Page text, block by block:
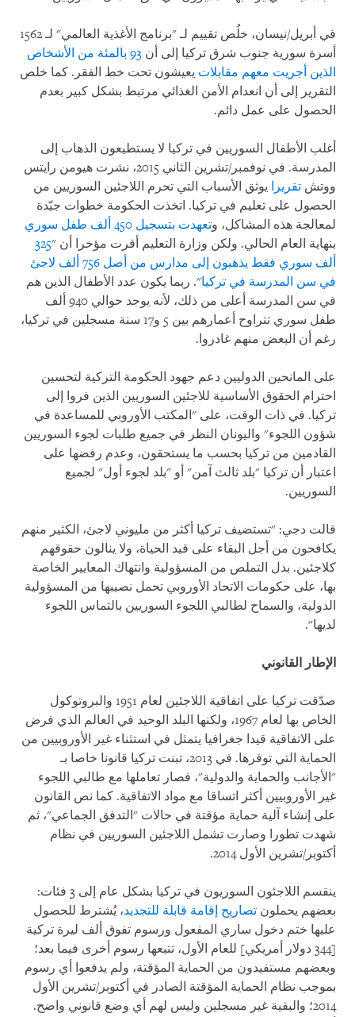
في أبريل/نيسان، خلُص تقييم لـ "برنامج الأغذية العالمي" لـ 1562
أسرة سورية جنوب شرق تركيا إلى أن
93 بالمئة من الأشخاص
الذين أجريت معهم مقابلات يعيشون تحت خط الفقر. كما خلص
التقرير إلى أن انعدام الأمن الغذائي مرتبط بشكل كبير بعدم
الحصول على عمل دائم.
أغلب الأطفال السوريين في تركيا لا يستطيعون الذهاب إلى
المدرسة. في نوفمبر/تشرين الثاني 2015، نشرت هيومن رايتس
ووتش تقريرا يوثق الأسباب التي تحرم اللاجئين السوريين من
الحصول على تعليم في تركيا. اتخذت الحكومة خطوات جيّدة
لمعالجة هذه المشاكل، وتعهدت بتسجيل 450 ألف طفل سوري
بنهاية العام الحالي. ولكن وزارة التعليم أقرت مؤخرا أن "325
ألف سوري فقط يذهبون إلى مدارس من أصل 756 ألف لاجئ
في سن المدرسة في تركيا". ربما يكون عدد الأطفال الذين هم
في سن المدرسة أعلى من ذلك، لأنه يوجد حوالي 940 ألف
طفل سوري تتراوح أعمارهم بين 5 و17 سنة مسجلين في تركيا،
رغم أن البعض منهم غادروا.
على المانحين الدوليين دعم جهود الحكومة التركية لتحسين
احترام الحقوق الأساسية للاجئين السوريين الذين فروا إلى
تركيا. في ذات الوقت، على "المكتب الأوروبي للمساعدة في
شؤون اللجوء" واليونان النظر في جميع طلبات لجوء السوريين
القادمين من تركيا بحسب ما يستحقون، وعدم رفضها على
اعتبار أن تركيا "بلد ثالث آمن" أو "بلد لجوء أول" لجميع
السوريين.
قالت دجي: "تستضيف تركيا أكثر من مليوني لاجئ، الكثير منهم
يكافحون من أجل البقاء على قيد الحياة، ولا ينالون حقوقهم
كلاجئين. بدل التملص من المسؤولية وانتهاك المعايير الخاصة
بها، على حكومات الاتحاد الأوروبي تحمل نصيبها من المسؤولية
الدولية، والسماح لطالبي اللجوء السوريين بالتماس اللجوء
لديها".
الإطار القانوني
صدّقت تركيا على اتفاقية اللاجئين لعام 1951 والبروتوكول
الخاص بها لعام 1967، ولكنها البلد الوحيد في العالم الذي فرض
على الاتفاقية قيدا جغرافيا يتمثل في استثناء غير الأوروبيين من
الحماية التي توفرها. في 2013، تبنت تركيا قانونا خاصا بـ
"الأجانب والحماية والدولية"، فصار تعاملها مع طالبي اللجوء
غير الأوروبيين أكثر اتساقا مع مواد الاتفاقية. كما نص القانون
على إنشاء آلية حماية مؤقتة في حالات "التدفق الجماعي"، ثم
شهدت تطورا وصارت تشمل اللاجئين السوريين في نظام
أكتوبر/تشرين الأول 2014.
ينقسم اللاجئون السوريون في تركيا بشكل عام إلى 3 فئات:
بعضهم يحملون تصاريح إقامة قابلة للتجديد، يُشترط للحصول
عليها ختم دخول ساري المفعول ورسوم تفوق ألف ليرة تركية
[344 دولار أمريكي] للعام الأول، تتبعها رسوم أخرى فيما بعد؛
وبعضهم مستفيدون من الحماية المؤقتة، ولم يدفعوا أي رسوم
بموجب نظام الحماية المؤقتة الصادر في أكتوبر/تشرين الأول
2014؛ والبقية غير مسجلين وليس لهم أي وضع قانوني واضح.